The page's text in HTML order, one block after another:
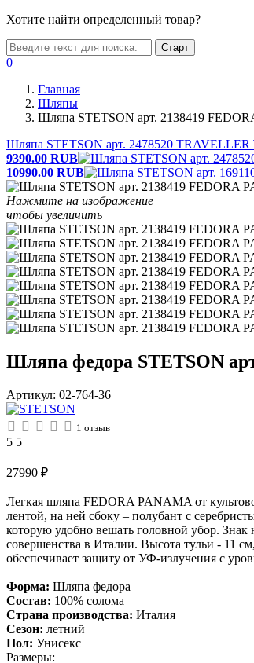
Хотите найти определенный товар?
Старт
0
Главная
Шляпы
Шляпа STETSON арт. 2138419
Шляпа STETSON арт. 2478520
9390.00 RUB
10990.00 RUB
Нажмите на изображение
чтобы увеличить
Шляпа федора STETSON
Артикул: 02-764-36
1 отзыв
5 5
27990 ₽
Легкая шляпа FEDORA PANAMA от
лентой, на ней сбоку – полубант с
которую удобно вешать головной убор. Знак
совершенства в Италии. Высота тульи - 11
обеспечивает защиту от УФ-излучения с
Форма: Шляпа федора
Состав: 100% солома
Страна производства: Италия
Сезон: летний
Пол: Унисекс
Размеры: